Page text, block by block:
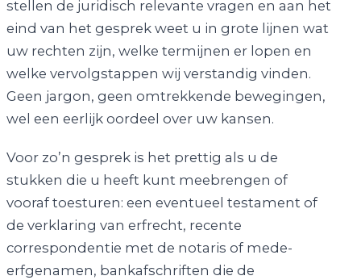
stellen de juridisch relevante vragen en aan het
eind van het gesprek weet u in grote lijnen wat
uw rechten zijn, welke termijnen er lopen en
welke vervolgstappen wij verstandig vinden.
Geen jargon, geen omtrekkende bewegingen,
wel een eerlijk oordeel over uw kansen.
Voor zo’n gesprek is het prettig als u de
stukken die u heeft kunt meebrengen of
vooraf toesturen: een eventueel testament of
de verklaring van erfrecht, recente
correspondentie met de notaris of mede-
erfgenamen, bankafschriften die de